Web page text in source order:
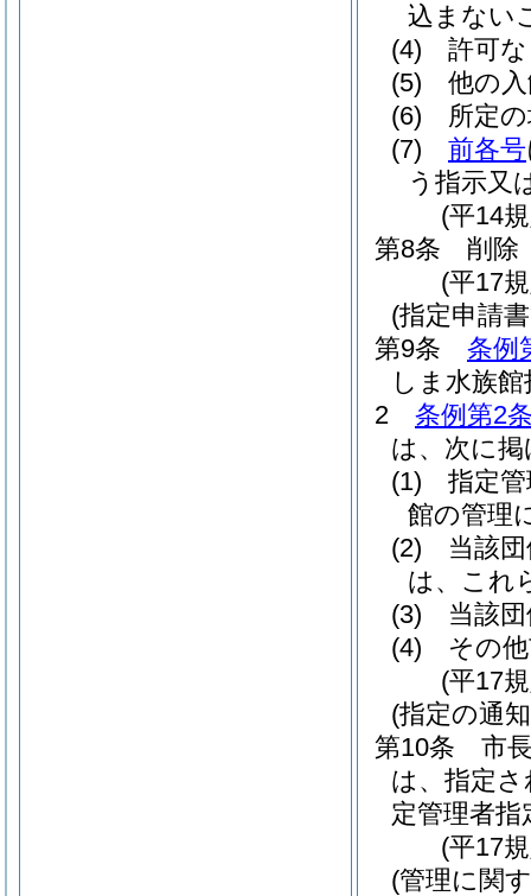
込まない
(4)
許可
(5)
他の
(6)
所定
(7)
前各号
う指示又
(平14
第8条
削除
(平17
(指定申請
第9条
条例
しま水族
2
条例第2
は、次に
(1)
指定
館の管理
(2)
当該
は、これ
(3)
当該
(4)
その
(平17
(指定の通
第10条
市
は、指定
定管理者指
(平17
(管理に関